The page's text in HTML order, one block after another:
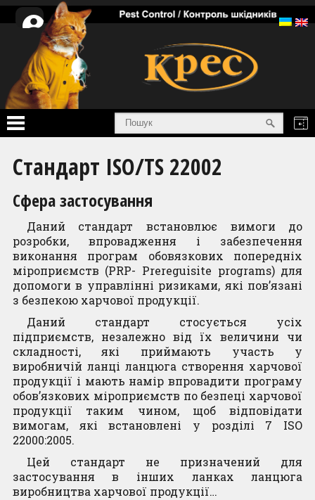
Особистий
кабінет
Інформація
Про нас
Контакти
Trio LED Ціна
товару
формується
відносно курсу
Євро, на час
розмитнення
8,340.00грн
ДОДАТИ У
КОШИК
DUO LED Ціна
товару
формується
відносно курсу
Євро, на час
розмитнення
20,520.00грн
ДОДАТИ У
КОШИК
Професійна
пастка Mr.
Catch (Містер
Кетч) для
платтяної молі
з екстра
сильним
феромоном 4
Читати далі
Стандарт ISO/TS 22002
Сфера застосування
Даний стандарт встановлює вимоги до
розробки, впровадження і забезпечення
виконання програм обовязкових попередніх
міроприємств (PRP- Prereguisite programs) для
допомоги в управлінні ризиками, які пов’язані
з безпекою харчової продукції.
Даний стандарт стосується усіх
підприємств, незалежно від їх величини чи
складності, які приймають участь у
виробничій ланці ланцюга створення харчової
продукції і мають намір впровадити програму
обов’язкових міроприємств по безпеці харчової
продукції таким чином, щоб відповідати
вимогам, які встановлені у розділі 7 ISO
22000:2005.
Цей стандарт не призначений для
застосування в інших ланках ланцюга
виробництва харчової продукції…